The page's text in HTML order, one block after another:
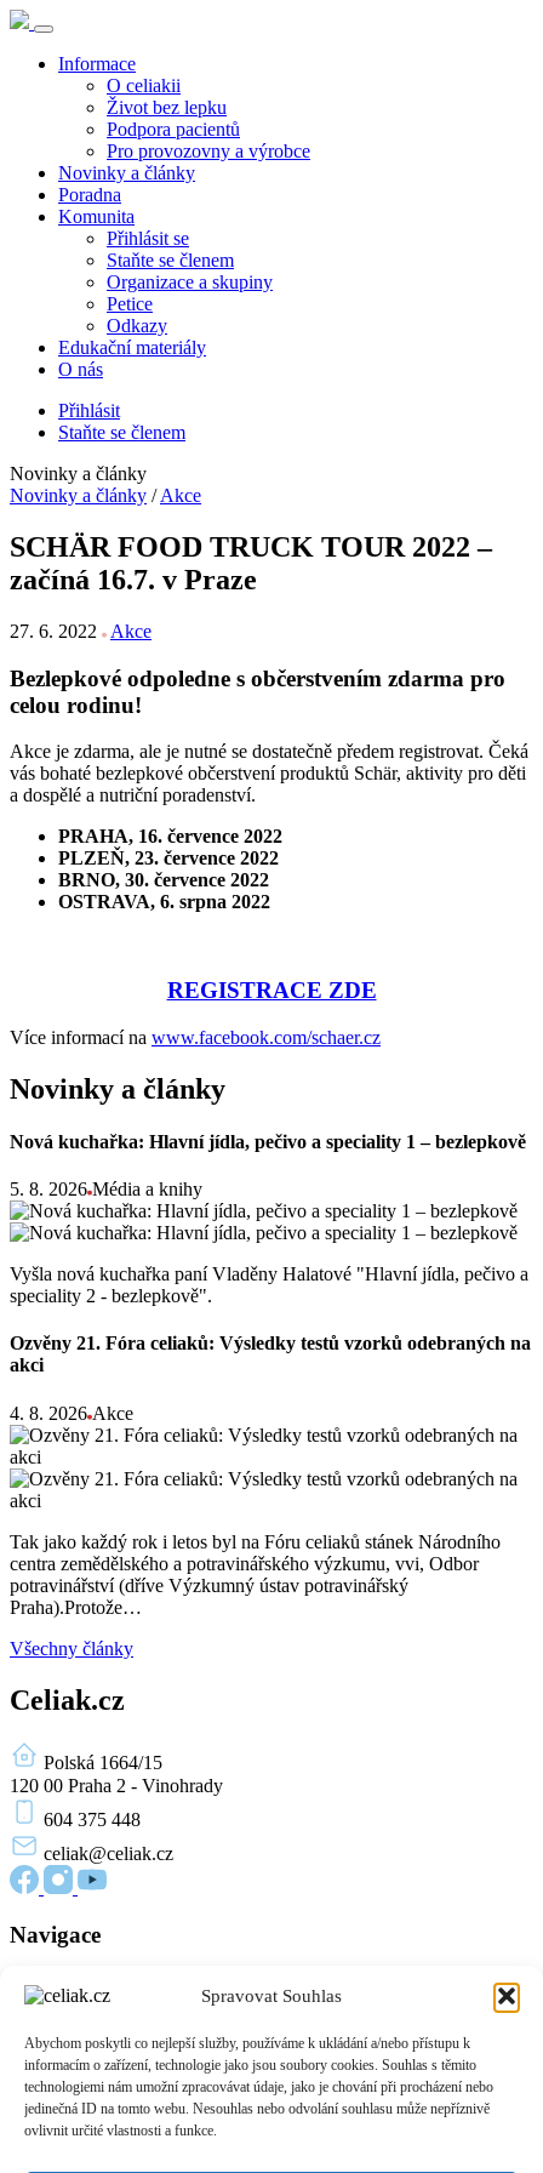
Spravovat Souhlas
Abychom poskytli co nejlepší služby, používáme k ukládání a/nebo přístupu k
informacím o zařízení, technologie jako jsou soubory cookies. Souhlas s těmito
technologiemi nám umožní zpracovávat údaje, jako je chování při procházení nebo
jedinečná ID na tomto webu. Nesouhlas nebo odvolání souhlasu může nepříznivě
ovlivnit určité vlastnosti a funkce.
Informace
O celiakii
Život bez lepku
Podpora pacientů
Pro provozovny a výrobce
Novinky a články
Poradna
Komunita
Přihlásit se
Staňte se členem
Organizace a skupiny
Petice
Odkazy
Edukační materiály
O nás
Přihlásit
Staňte se členem
Novinky a články
Novinky a články / Akce
SCHÄR FOOD TRUCK TOUR 2022 –
začíná 16.7. v Praze
27. 6. 2022 Akce
Bezlepkové odpoledne s občerstvením zdarma pro
celou rodinu!
Akce je zdarma, ale je nutné se dostatečně předem registrovat. Čeká
vás bohaté bezlepkové občerstvení produktů Schär, aktivity pro děti
a dospělé a nutriční poradenství.
PRAHA, 16. července 2022
PLZEŇ, 23. července 2022
BRNO, 30. července 2022
OSTRAVA, 6. srpna 2022
REGISTRACE ZDE
Více informací na www.facebook.com/schaer.cz
Novinky a články
Nová kuchařka: Hlavní jídla, pečivo a speciality 1 – bezlepkově
5. 8. 2026 Média a knihy
Vyšla nová kuchařka paní Vladěny Halatové "Hlavní jídla, pečivo a
speciality 2 - bezlepkově".
Ozvěny 21. Fóra celiaků: Výsledky testů vzorků odebraných na
akci
4. 8. 2026 Akce
Tak jako každý rok i letos byl na Fóru celiaků stánek Národního
centra zemědělského a potravinářského výzkumu, vvi, Odbor
potravinářství (dříve Výzkumný ústav potravinářský
Praha).Protože…
Všechny články
Celiak.cz
Polská 1664/15
120 00 Praha 2 - Vinohrady
604 375 448
celiak@celiak.cz
Navigace
Edukační materiály
Přihlášení
Zásady cookies (EU)
Informace